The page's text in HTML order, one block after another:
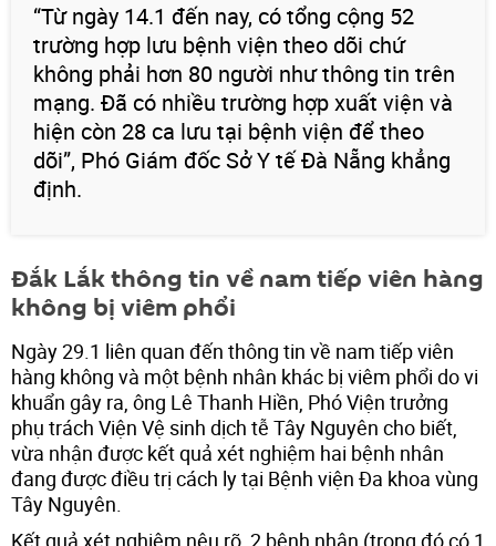
“Từ ngày 14.1 đến nay, có tổng cộng 52
trường hợp lưu bệnh viện theo dõi chứ
không phải hơn 80 người như thông tin trên
mạng. Đã có nhiều trường hợp xuất viện và
hiện còn 28 ca lưu tại bệnh viện để theo
dõi”, Phó Giám đốc Sở Y tế Đà Nẵng khẳng
định.
Đắk Lắk thông tin về nam tiếp viên hàng
không bị viêm phổi
Ngày 29.1 liên quan đến thông tin về nam tiếp viên
hàng không và một bệnh nhân khác bị viêm phổi do vi
khuẩn gây ra, ông Lê Thanh Hiền, Phó Viện trưởng
phụ trách Viện Vệ sinh dịch tễ Tây Nguyên cho biết,
vừa nhận được kết quả xét nghiệm hai bệnh nhân
đang được điều trị cách ly tại Bệnh viện Đa khoa vùng
Tây Nguyên.
Kết quả xét nghiệm nêu rõ, 2 bệnh nhân (trong đó có 1